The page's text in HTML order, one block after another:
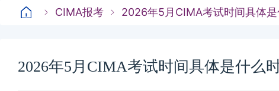
CIMA报考 2026年5月CIMA考试时间具体是
2026年5月CIMA考试时间具体是什么